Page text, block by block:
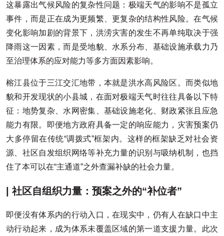
这暴露出气候风险的复杂性问题：极端天气的影响不是孤立
事件，而是正在成为更频繁、更复杂的结构性风险。在气候
变化影响加剧的背景下，洪涝灾害的发生不再单纯取决于强
降雨这一因素，而是受地貌、水系分布、基础设施承载力乃
至治理体系的应对能力等多方面因素影响。
榕江县位于三江交汇地带，本就是洪水高风险区。而类似地
貌和开发现状的小县城，在面对极端天气时往往具备以下特
征：地势复杂、水网密集、基础设施老化、财政紧张且应急
能力有限。即便地方政府具备一定的响应能力，灾害预案仍
大多停留在传统“调拨式”框架内。这样的框架缺乏对社会资
源、社区自发组织网络等补充力量的识别与吸纳机制，也挡
住了本可以在“主通道”之外查漏补缺的社会力量。
| 社区自组织力量：预案之外的“补位者”
即便没有体系内的行动入口，在现实中，仍有人在缺口中主
动行动起来，成为体系未覆盖区域的第一道支援力量。此次